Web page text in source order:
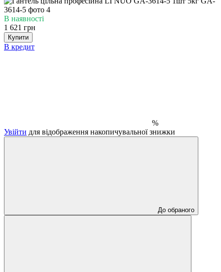
В наявності
1 621 грн
Купити
В кредит
%
Увійти для відображення накопичувальної знижки
До обраного